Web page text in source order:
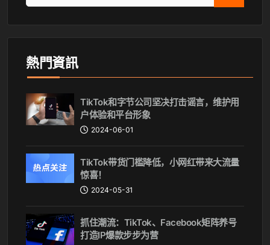
熱門資訊
TikTok和字节公司坚决打击谣言，维护用
户体验和平台形象
2024-06-01
TikTok带货门槛降低，小网红带来大流量
惊喜！
2024-05-31
抓住潮流：TikTok、Facebook矩阵养号
打造IP爆款步步为营